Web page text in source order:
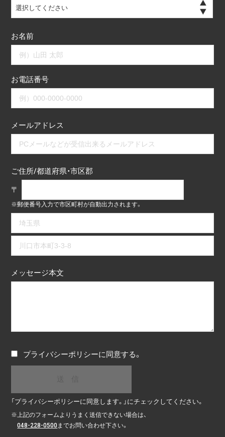
選択してください
お名前
お電話番号
メールアドレス
ご住所/都道府県・市区郡
〒
※郵便番号入力で市区町村が自動出力されます。
メッセージ本文
プライバシーポリシーに同意する。
「プライバシーポリシーに同意します。」にチェックしてください。
※上記のフォームよりうまく送信できない場合は、
048-228-0500までお問い合わせ下さい。